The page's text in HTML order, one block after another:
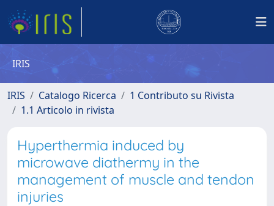
IRIS
IRIS Catalogo Ricerca
1 Contributo su Rivista
1.1 Articolo in rivista
Hyperthermia induced by
microwave diathermy in the
management of muscle and tendon
injuries